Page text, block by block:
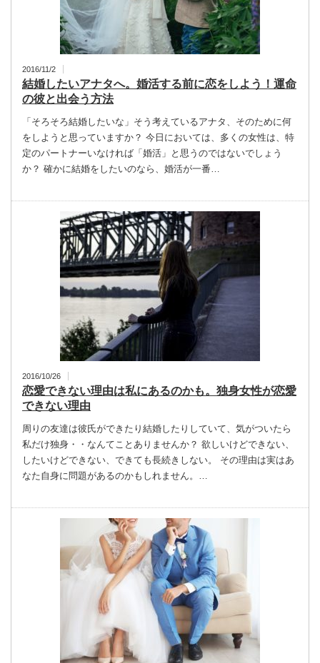
2016/11/2
結婚したいアナタへ。婚活する前に恋をしよう！運命
の彼と出会う方法
「そろそろ結婚したいな」そう考えているアナタ、そのために何
をしようと思っていますか？ 今日においては、多くの女性は、特
定のパートナーいなければ「婚活」と思うのではないでしょう
か？ 確かに結婚をしたいのなら、婚活が一番…
2016/10/26
恋愛できない理由は私にあるのかも。独身女性が恋愛
できない理由
周りの友達は彼氏ができたり結婚したりしていて、気がついたら
私だけ独身・・なんてことありませんか？ 欲しいけどできない、
したいけどできない、できても長続きしない。 その理由は実はあ
なた自身に問題があるのかもしれません。…